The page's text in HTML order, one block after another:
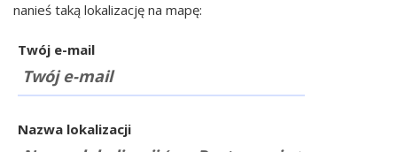
nanieś taką lokalizację na mapę:
Twój e-mail
Nazwa lokalizacji